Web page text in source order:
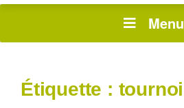
Menu
Étiquette : tournoi